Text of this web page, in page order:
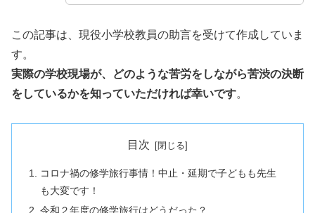
この記事は、現役小学校教員の助言を受けて作成していま
す。
実際の学校現場が、どのような苦労をしながら苦渋の決断
をしているかを知っていただければ幸いです。
目次
コロナ禍の修学旅行事情！中止・延期で子どもも先生
も大変です！
令和２年度の修学旅行はどうだった？